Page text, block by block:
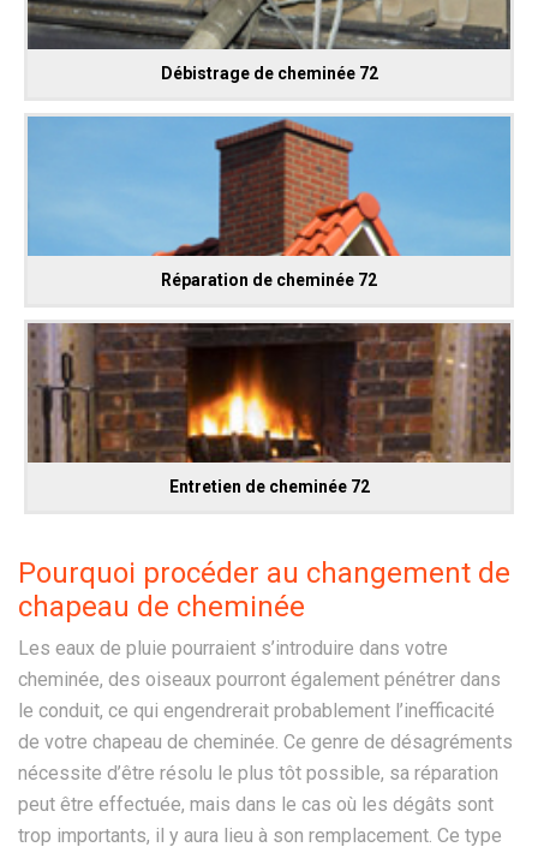
Débistrage de cheminée 72
Réparation de cheminée 72
Entretien de cheminée 72
Pourquoi procéder au changement de
chapeau de cheminée
Les eaux de pluie pourraient s’introduire dans votre
cheminée, des oiseaux pourront également pénétrer dans
le conduit, ce qui engendrerait probablement l’inefficacité
de votre chapeau de cheminée. Ce genre de désagréments
nécessite d’être résolu le plus tôt possible, sa réparation
peut être effectuée, mais dans le cas où les dégâts sont
trop importants, il y aura lieu à son remplacement. Ce type